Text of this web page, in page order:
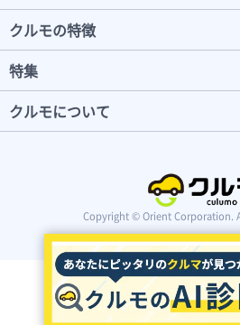
クルモの特徴
特集
クルモについて
Copyright © Orient Corporation.